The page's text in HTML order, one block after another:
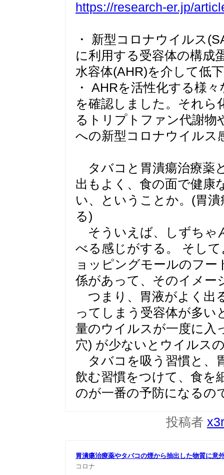
https://research-er.jp/
・ 新型コロナウイルス
に利用する受容体の構成
水容体(AHR)を介して低
・ AHRを活性化する様
を確認しました。それら
るトリプトファン代謝物
への新型コロナウイルス
タバコと胃潰瘍治療薬
出もよく、食の面で健康
い、ということか。(胃
る)
そういえば、しずちゃ
べる感じがする。 そし
ョッピングモールのフ
係があって、そのイメー
つまり、胃液がよく出
ってしまう受容体が多い
量のウイルスが一度に入
穴) が少ないとウイルス
タバコを吸う習慣と、
飲む習慣をつけて、食を
のが一番の予防になるの
投稿者
胃潰瘍治療薬やタバコの煙から抽出した物質に意
コロナ